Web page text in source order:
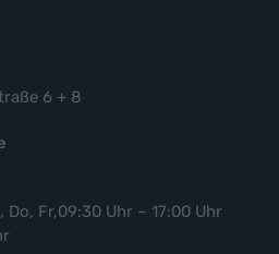
6 + 8
Do, Fr,09:30 Uhr – 17:00 Uhr